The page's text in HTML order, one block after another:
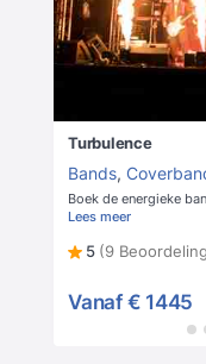
Turbulence
Bands,
Boek de energieke
Lees meer
5 (9
Vanaf € 1445